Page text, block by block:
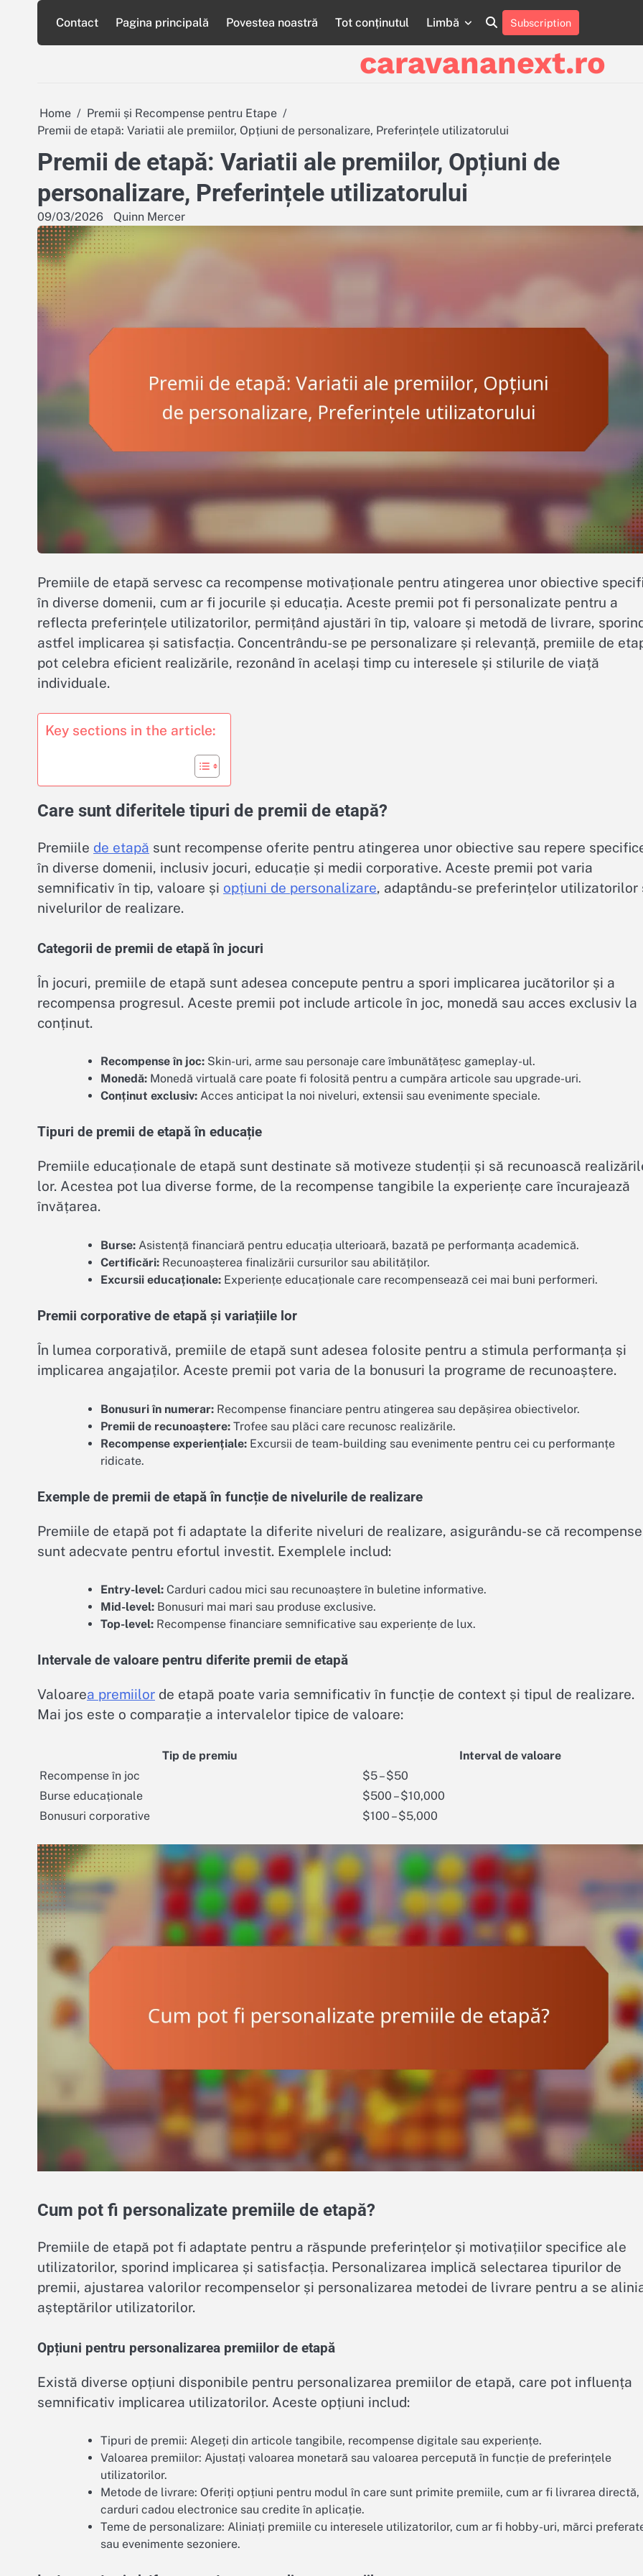
content
Contact Pagina principală Povestea noastră Tot conținutul Limbă
About
Us
Contact
Us
Cookie
Policy
Privacy
Policy
Sitemap
Terms
and
Conditions
Subscription
caravananext.ro
Home
Premii și Recompense pentru Etape
Premii de etapă: Variatii ale premiilor, Opțiuni de personalizare, Preferințele utilizatorului
Premii de etapă: Variatii ale premiilor, Opțiuni de
personalizare, Preferințele utilizatorului
09/03/2026 Quinn Mercer
Premiile de etapă servesc ca recompense motivaționale pentru atingerea unor obiective
în diverse domenii, cum ar fi jocurile și educația. Aceste premii pot fi personalizate pentru a
reflecta preferințele utilizatorilor, permițând ajustări în tip, valoare și metodă de livrare,
astfel implicarea și satisfacția. Concentrându-se pe personalizare și relevanță, premiile de
pot celebra eficient realizările, rezonând în același timp cu interesele și stilurile de viață
individuale.
Key sections in the article:
Care sunt diferitele tipuri de premii de etapă?
Premiile de etapă sunt recompense oferite pentru atingerea unor obiective sau repere
în diverse domenii, inclusiv jocuri, educație și medii corporative. Aceste premii pot varia
semnificativ în tip, valoare și opțiuni de personalizare, adaptându-se preferințelor utilizatorilor
nivelurilor de realizare.
Categorii de premii de etapă în jocuri
În jocuri, premiile de etapă sunt adesea concepute pentru a spori implicarea jucătorilor și a
recompensa progresul. Aceste premii pot include articole în joc, monedă sau acces exclusiv la
conținut.
Recompense în joc: Skin-uri, arme sau personaje care îmbunătățesc gameplay-ul.
Monedă: Monedă virtuală care poate fi folosită pentru a cumpăra articole sau upgrade-uri.
Conținut exclusiv: Acces anticipat la noi niveluri, extensii sau evenimente speciale.
Tipuri de premii de etapă în educație
Premiile educaționale de etapă sunt destinate să motiveze studenții și să recunoască
lor. Acestea pot lua diverse forme, de la recompense tangibile la experiențe care încurajează
învățarea.
Burse: Asistență financiară pentru educația ulterioară, bazată pe performanța academică.
Certificări: Recunoașterea finalizării cursurilor sau abilităților.
Excursii educaționale: Experiențe educaționale care recompensează cei mai buni performeri.
Premii corporative de etapă și variațiile lor
În lumea corporativă, premiile de etapă sunt adesea folosite pentru a stimula performanța și
implicarea angajaților. Aceste premii pot varia de la bonusuri la programe de recunoaștere.
Bonusuri în numerar: Recompense financiare pentru atingerea sau depășirea obiectivelor.
Premii de recunoaștere: Trofee sau plăci care recunosc realizările.
Recompense experiențiale: Excursii de team-building sau evenimente pentru cei cu performanțe
ridicate.
Exemple de premii de etapă în funcție de nivelurile de realizare
Premiile de etapă pot fi adaptate la diferite niveluri de realizare, asigurându-se că
sunt adecvate pentru efortul investit. Exemplele includ:
Entry-level: Carduri cadou mici sau recunoaștere în buletine informative.
Mid-level: Bonusuri mai mari sau produse exclusive.
Top-level: Recompense financiare semnificative sau experiențe de lux.
Intervale de valoare pentru diferite premii de etapă
Valoarea premiilor de etapă poate varia semnificativ în funcție de context și tipul de realizare.
Mai jos este o comparație a intervalelor tipice de valoare:
Tip de premiu
Interval de valoare
Recompense în joc
$5 – $50
Burse educaționale
$500 – $10,000
Bonusuri corporative
$100 – $5,000
Cum pot fi personalizate premiile de etapă?
Premiile de etapă pot fi adaptate pentru a răspunde preferințelor și motivațiilor specifice ale
utilizatorilor, sporind implicarea și satisfacția. Personalizarea implică selectarea tipurilor de
premii, ajustarea valorilor recompenselor și personalizarea metodei de livrare pentru a se
așteptărilor utilizatorilor.
Opțiuni pentru personalizarea premiilor de etapă
Există diverse opțiuni disponibile pentru personalizarea premiilor de etapă, care pot influența
semnificativ implicarea utilizatorilor. Aceste opțiuni includ:
Tipuri de premii: Alegeți din articole tangibile, recompense digitale sau experiențe.
Valoarea premiilor: Ajustați valoarea monetară sau valoarea percepută în funcție de preferințele
utilizatorilor.
Metode de livrare: Oferiți opțiuni pentru modul în care sunt primite premiile, cum ar fi livrarea directă,
carduri cadou electronice sau credite în aplicație.
Teme de personalizare: Aliniați premiile cu interesele utilizatorilor, cum ar fi hobby-uri, mărci
sau evenimente sezoniere.